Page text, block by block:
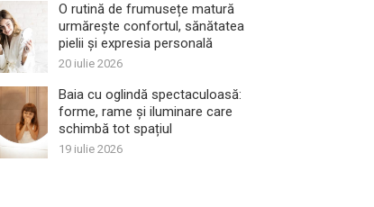
O rutină de frumusețe matură
urmărește confortul, sănătatea
pielii și expresia personală
20 iulie 2026
Baia cu oglindă spectaculoasă:
forme, rame și iluminare care
schimbă tot spațiul
19 iulie 2026